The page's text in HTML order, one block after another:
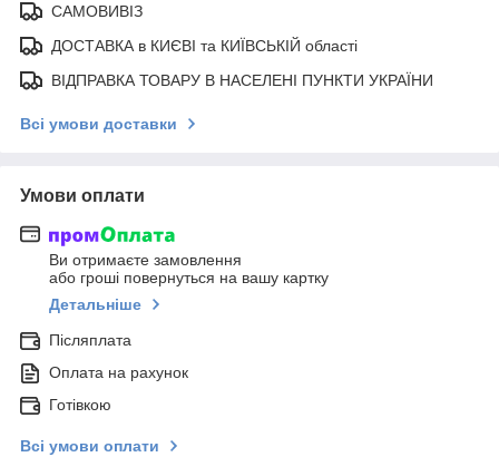
САМОВИВІЗ
ДОСТАВКА в КИЄВІ та КИЇВСЬКІЙ області
ВІДПРАВКА ТОВАРУ В НАСЕЛЕНІ ПУНКТИ УКРАЇНИ
Всі умови доставки
Умови оплати
Ви отримаєте замовлення
або гроші повернуться на вашу картку
Детальніше
Післяплата
Оплата на рахунок
Готівкою
Всі умови оплати